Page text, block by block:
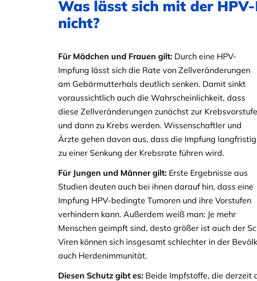
Was lässt sich mit der
nicht?
Für Mädchen und Frauen gilt: Durch eine HPV-
Impfung lässt sich die Rate von Zellveränderungen
am Gebärmutterhals deutlich senken. Damit sinkt
voraussichtlich auch die Wahrscheinlichkeit, dass
diese Zellveränderungen zunächst zur Krebsvorstufe
und dann zu Krebs werden. Wissenschaftler und
Ärzte gehen davon aus, dass die Impfung langfristig
zu einer Senkung der Krebsrate führen wird.
Für Jungen und Männer gilt: Erste Ergebnisse aus
Studien deuten auch bei ihnen darauf hin, dass eine
Impfung HPV-bedingte Tumoren und ihre Vorstufen
verhindern kann. Außerdem weiß man: Je mehr
Menschen geimpft sind, desto größer ist auch der
Viren können sich insgesamt schlechter in der
auch Herdenimmunität.
Diesen Schutz gibt es: Beide Impfstoffe, die derzeit